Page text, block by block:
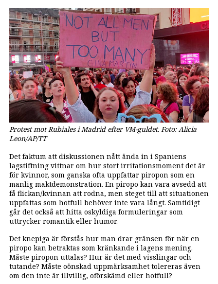
Protest mot Rubiales i Madrid efter VM-guldet. Foto: Alicia
Leon/AP/TT
Det faktum att diskussionen nått ända in i Spaniens
lagstiftning vittnar om hur stort irritationsmoment det är
för kvinnor, som ganska ofta uppfattar piropon som en
manlig maktdemonstration. En piropo kan vara avsedd att
få flickan/kvinnan att rodna, men steget till att situationen
uppfattas som hotfull behöver inte vara långt. Samtidigt
går det också att hitta oskyldiga formuleringar som
uttrycker romantik eller humor.
Det knepiga är förstås hur man drar gränsen för när en
piropo kan betraktas som kränkande i lagens mening.
Måste piropon uttalas? Hur är det med visslingar och
tutande? Måste oönskad uppmärksamhet tolereras även
om den inte är illvillig, oförskämd eller hotfull?